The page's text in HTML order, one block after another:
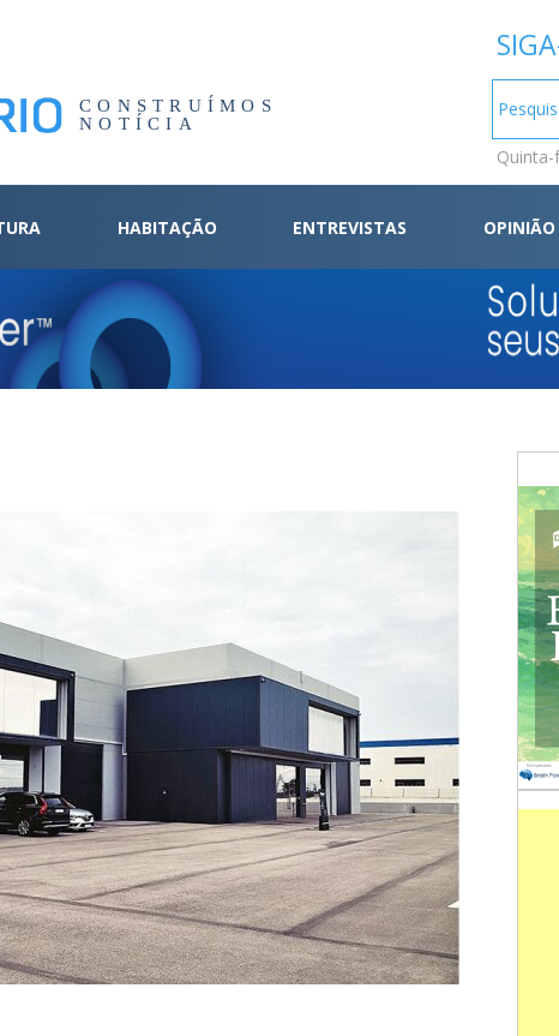
CONSTRUÍMOS
NOTÍCIA
HABITAÇÃO ENTREVISTAS OPINIÃO